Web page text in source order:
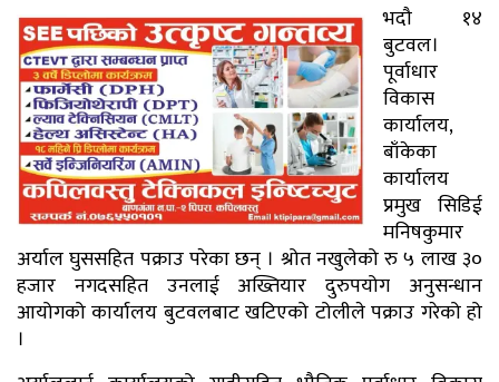
भदौ १४
बुटवल।
पूर्वाधार
विकास
कार्यालय,
बाँकेका
कार्यालय
प्रमुख सिडिई
मनिषकुमार
अर्याल घुससहित पक्राउ परेका छन् । श्रोत नखुलेको रु ५ लाख ३०
हजार नगदसहित उनलाई अख्तियार दुरुपयोग अनुसन्धान
आयोगको कार्यालय बुटवलबाट खटिएको टोलीले पक्राउ गरेको हो
।